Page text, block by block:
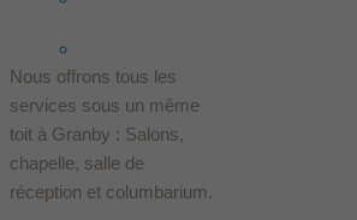
Nous offrons tous les
services sous un même
toit à Granby : Salons,
chapelle, salle de
réception et columbarium.